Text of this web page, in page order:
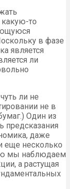
то
в фазе
является
ли
ли не
не в
Один из
предсказания
даже
еще несколько
мы наблюдаем
а растущая